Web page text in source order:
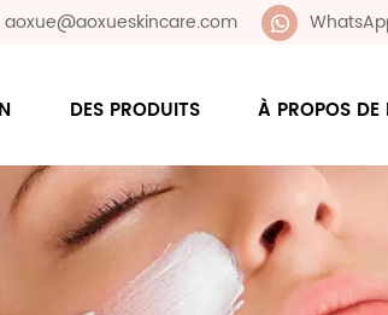
aoxue@aoxueskincare.com
DES PRODUITS À PROPOS DE